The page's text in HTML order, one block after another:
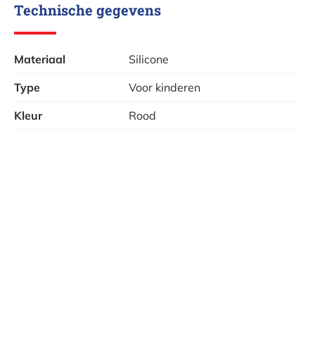
Technische gegevens
Materiaal
Silicone
Type
Voor kinderen
Kleur
Rood